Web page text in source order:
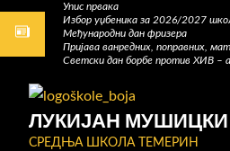
Skip
Упис првака
Избор уџбеника за 2026/2027
Међународни дан фризера
Пријава ванредних, поправних,
Светски дан борбе против ХИВ
ЛУКИЈАН МУШИЦКИ
СРЕДЊА ШКОЛА ТЕМЕРИН